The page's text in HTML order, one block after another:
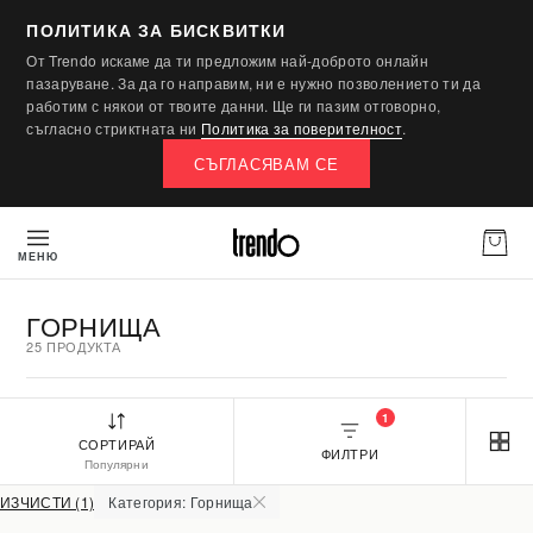
ПОЛИТИКА ЗА БИСКВИТКИ
От Trendo искаме да ти предложим най-доброто онлайн
пазаруване. За да го направим, ни е нужно позволението ти да
работим с някои от твоите данни. Ще ги пазим отговорно,
съгласно стриктната ни Политика за поверителност.
СЪГЛАСЯВАМ СЕ
МЕНЮ
ГОРНИЩА
25 ПРОДУКТА
СОРТИРАЙ
Популярни
ФИЛТРИ
1
ИЗЧИСТИ (1) Категория: Горнища